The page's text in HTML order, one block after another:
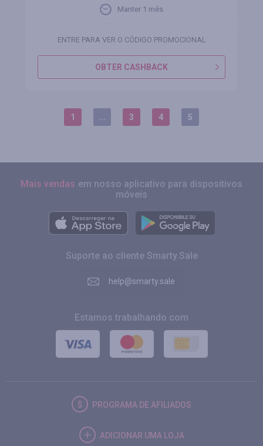
Manter 1 mês
ENTRE PARA VER O CÓDIGO PROMOCIONAL
OBTER CASHBACK
1 3 4 5
Mais vendas em nosso aplicativo para dispositivos
móveis
Suporte ao cliente Smarty.Sale
help@smarty.sale
Estamos trabalhando com
PROGRAMA DE AFILIADOS
ADICIONAR UMA LOJA